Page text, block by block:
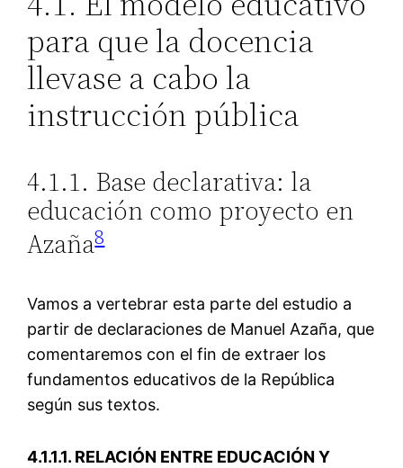
para que la docencia
llevase a cabo la
instrucción pública
4.1.1. Base declarativa: la
educación como proyecto en
Azaña8
Vamos a vertebrar esta parte del estudio a
partir de declaraciones de Manuel Azaña, que
comentaremos con el fin de extraer los
fundamentos educativos de la República
según sus textos.
4.1.1.1. RELACIÓN ENTRE EDUCACIÓN Y